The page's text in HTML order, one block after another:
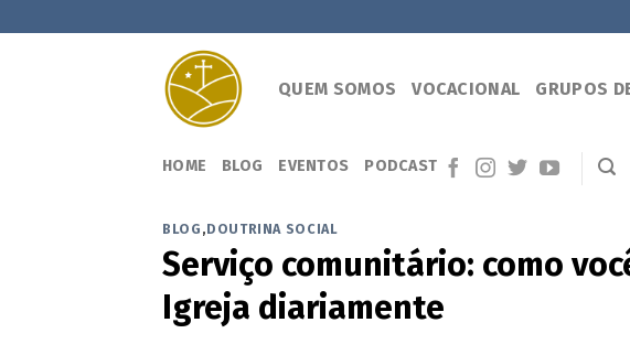
QUEM SOMOS VOCACIONAL GRUPOS
HOME BLOG EVENTOS PODCAST
BLOG ,DOUTRINA SOCIAL
Serviço comunitário: como
Igreja diariamente